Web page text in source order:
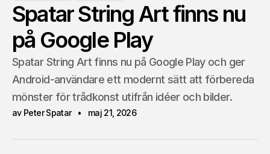
Spatar String Art finns nu
på Google Play
Spatar String Art finns nu på Google Play och ger
Android-användare ett modernt sätt att förbereda
mönster för trådkonst utifrån idéer och bilder.
av Peter Spatar maj 21, 2026